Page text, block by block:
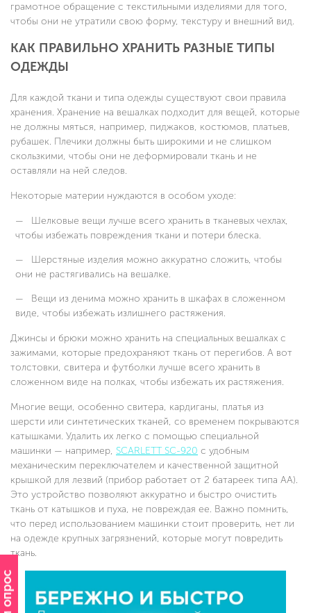
грамотное обращение с текстильными изделиями для того,
чтобы они не утратили свою форму, текстуру и внешний вид.
КАК ПРАВИЛЬНО ХРАНИТЬ РАЗНЫЕ ТИПЫ
ОДЕЖДЫ
Для каждой ткани и типа одежды существуют свои правила
хранения. Хранение на вешалках подходит для вещей, которые
не должны мяться, например, пиджаков, костюмов, платьев,
рубашек. Плечики должны быть широкими и не слишком
скользкими, чтобы они не деформировали ткань и не
оставляли на ней следов.
Некоторые материи нуждаются в особом уходе:
Шелковые вещи лучше всего хранить в тканевых чехлах,
чтобы избежать повреждения ткани и потери блеска.
Шерстяные изделия можно аккуратно сложить, чтобы
они не растягивались на вешалке.
Вещи из денима можно хранить в шкафах в сложенном
виде, чтобы избежать излишнего растяжения.
Джинсы и брюки можно хранить на специальных вешалках с
зажимами, которые предохраняют ткань от перегибов. А вот
толстовки, свитера и футболки лучше всего хранить в
сложенном виде на полках, чтобы избежать их растяжения.
Многие вещи, особенно свитера, кардиганы, платья из
шерсти или синтетических тканей, со временем покрываются
катышками. Удалить их легко с помощью специальной
машинки — например, SCARLETT SC-920 с удобным
механическим переключателем и качественной защитной
крышкой для лезвий (прибор работает от 2 батареек типа AA).
Это устройство позволяют аккуратно и быстро очистить
ткань от катышков и пуха, не повреждая ее. Важно помнить,
что перед использованием машинки стоит проверить, нет ли
на одежде крупных загрязнений, которые могут повредить
ткань.